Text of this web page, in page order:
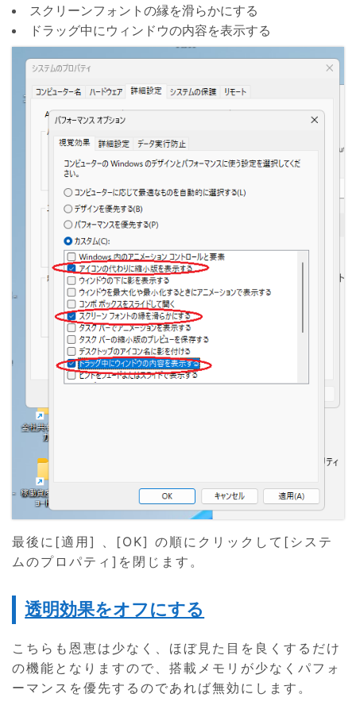
スクリーンフォントの縁を滑らかにする
ドラッグ中にウィンドウの内容を表示する
最後に[適用] 、[OK] の順にクリックして[システ
ムのプロパティ]を閉じます。
透明効果をオフにする
こちらも恩恵は少なく、ほぼ見た目を良くするだけ
の機能となりますので、搭載メモリが少なくパフォ
ーマンスを優先するのであれば無効にします。